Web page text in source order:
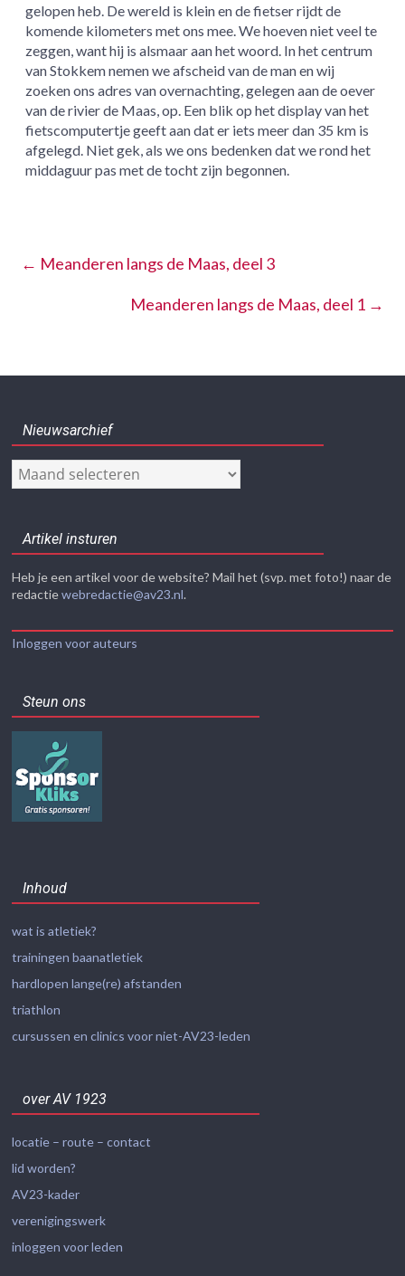
gelopen heb. De wereld is klein en de fietser rijdt de
komende kilometers met ons mee. We hoeven niet veel te
zeggen, want hij is alsmaar aan het woord. In het centrum
van Stokkem nemen we afscheid van de man en wij
zoeken ons adres van overnachting, gelegen aan de oever
van de rivier de Maas, op. Een blik op het display van het
fietscomputertje geeft aan dat er iets meer dan 35 km is
afgelegd. Niet gek, als we ons bedenken dat we rond het
middaguur pas met de tocht zijn begonnen.
← Meanderen langs de Maas, deel 3
Meanderen langs de Maas, deel 1 →
Nieuwsarchief
Nieuwsarchief
Artikel insturen
Heb je een artikel voor de website? Mail het (svp. met foto!) naar de
redactiewebredactie@av23.nl.
Inloggen voor auteurs
Steun ons
Inhoud
wat is atletiek?
trainingen baanatletiek
hardlopen lange(re) afstanden
triathlon
cursussen en clinics voor niet-AV23-leden
over AV 1923
locatie – route – contact
lid worden?
AV23-kader
verenigingswerk
inloggen voor leden